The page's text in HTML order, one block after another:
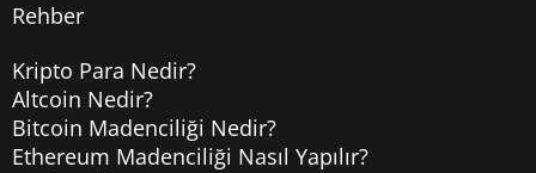
Rehber
Kripto Para Nedir?
Altcoin Nedir?
Bitcoin Madenciliği Nedir?
Ethereum Madenciliği Nasıl Yapılır?